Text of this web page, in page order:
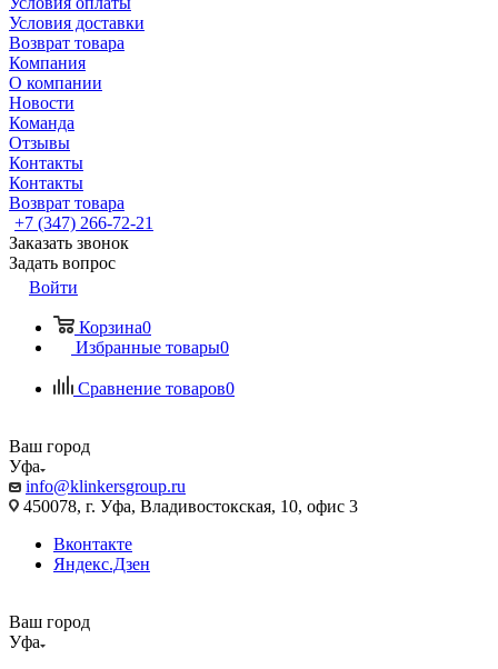
Условия доставки
Возврат товара
Компания
О компании
Новости
Команда
Отзывы
Контакты
Контакты
Возврат товара
+7 (347) 266-72-21
Заказать звонок
Задать вопрос
Войти
Корзина0
Избранные товары0
Сравнение товаров0
Ваш город
Уфа
info@klinkersgroup.ru
450078, г. Уфа, Владивостокская, 10, офис 3
Вконтакте
Яндекс.Дзен
Ваш город
Уфа